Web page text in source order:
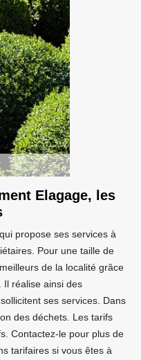
Elagage, les
propose ses services à
Pour une taille de
de la localité grâce
Il réalise ainsi des
ses services. Dans
des déchets. Les tarifs
Contactez-le pour plus de
tarifaires si vous êtes à